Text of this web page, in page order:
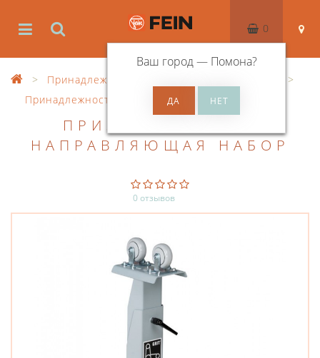
Ваш город — Помона?
0
Принадлежности
Принадлежности, прочее
ПРИЗМАТИЧЕСКАЯ
НАПРАВЛЯЮЩАЯ НАБОР
0 отзывов